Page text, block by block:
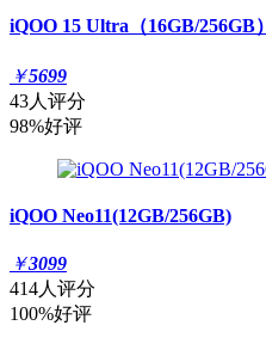
iQOO 15 Ultra（16GB/256GB）
￥5699
43人评分
98%好评
iQOO Neo11(12GB/256GB)
￥3099
414人评分
100%好评